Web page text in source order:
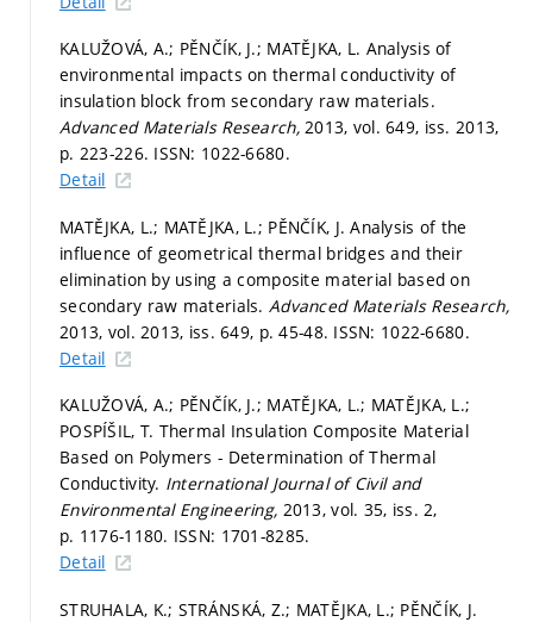
KALUŽOVÁ, A.; PĚNČÍK, J.; MATĚJKA, L. Analysis of
environmental impacts on thermal conductivity of
insulation block from secondary raw materials.
Advanced Materials Research,2013, vol. 649, iss. 2013,
p. 223-226. ISSN: 1022-6680.
Detail
MATĚJKA, L.; MATĚJKA, L.; PĚNČÍK, J. Analysis of the
influence of geometrical thermal bridges and their
elimination by using a composite material based on
secondary raw materials. Advanced Materials Research,
2013, vol. 2013, iss. 649, p. 45-48. ISSN: 1022-6680.
Detail
KALUŽOVÁ, A.; PĚNČÍK, J.; MATĚJKA, L.; MATĚJKA, L.;
POSPÍŠIL, T. Thermal Insulation Composite Material
Based on Polymers - Determination of Thermal
Conductivity. International Journal of Civil and
Environmental Engineering, 2013, vol. 35, iss. 2,
p. 1176-1180. ISSN: 1701-8285.
Detail
STRUHALA, K.; STRÁNSKÁ, Z.; MATĚJKA, L.; PĚNČÍK, J.